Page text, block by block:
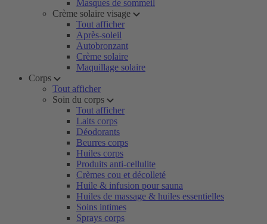
Masques de sommeil
Crème solaire visage
Tout afficher
Après-soleil
Autobronzant
Crème solaire
Maquillage solaire
Corps
Tout afficher
Soin du corps
Tout afficher
Laits corps
Déodorants
Beurres corps
Huiles corps
Produits anti-cellulite
Crèmes cou et décolleté
Huile & infusion pour sauna
Huiles de massage & huiles essentielles
Soins intimes
Sprays corps